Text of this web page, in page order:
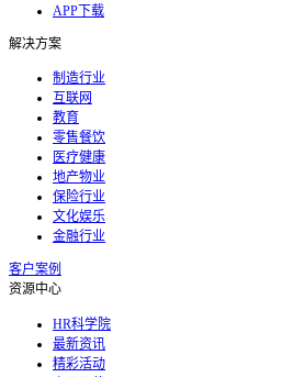
APP下载
解决方案
制造行业
互联网
教育
零售餐饮
医疗健康
地产物业
保险行业
文化娱乐
金融行业
客户案例
资源中心
HR科学院
最新资讯
精彩活动